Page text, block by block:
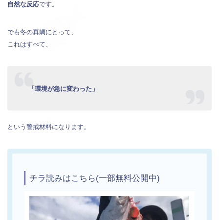
自然な反応です。
でも冬の真鯛にとって、
これはすべて、
「環境が急に変わった」
という警戒材料になります。
チラ読みはこちら(一部無料公開中)